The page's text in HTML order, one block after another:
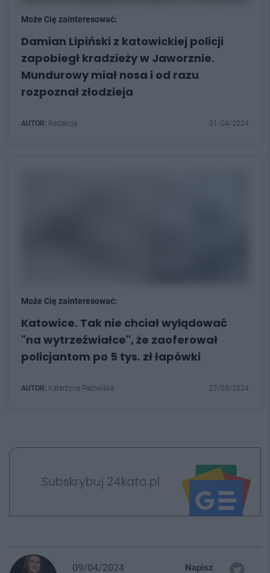
Może Cię zainteresować:
Damian Lipiński z katowickiej policji
zapobiegł kradzieży w Jaworznie.
Mundurowy miał nosa i od razu
rozpoznał złodzieja
AUTOR: Redakcja 01/04/2024
Może Cię zainteresować:
Katowice. Tak nie chciał wylądować
"na wytrzeźwiałce", że zaoferował
policjantom po 5 tys. zł łapówki
AUTOR: Katarzyna Pachelska 27/03/2024
Subskrybuj 24kato.pl
09/04/2024
Napisz